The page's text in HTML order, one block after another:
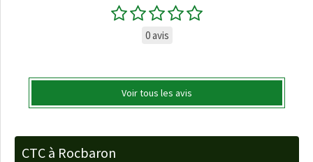
0 avis
Voir tous les avis
CTC à Rocbaron